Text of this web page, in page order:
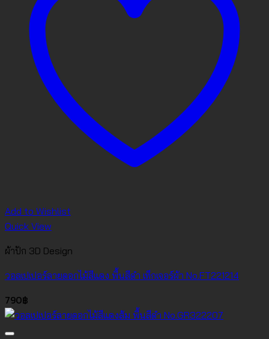
Add to Wishlist
Quick View
ผ้าปัก 3D Design
วอลเปเปอร์ลายดอกไม้สีแดง พื้นสีดำ เท็กเจอร์ผ้า No.FT221214
790฿